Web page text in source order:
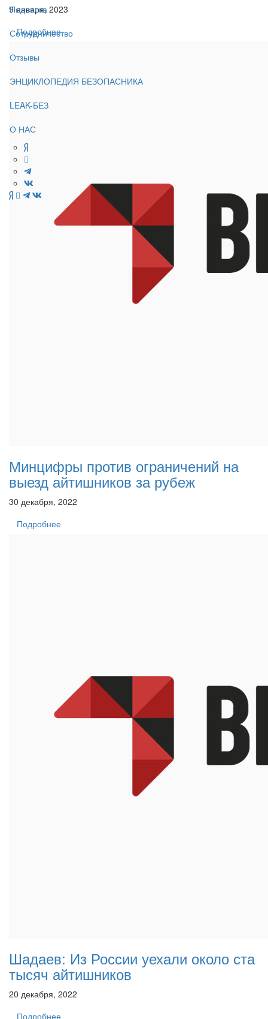
Подписка
Сотрудничество
Отзывы
ЭНЦИКЛОПЕДИЯ БЕЗОПАСНИКА
LEAK-БЕЗ
О НАС
9 января, 2023
Подробнее
Минцифры против ограничений на
выезд айтишников за рубеж
30 декабря, 2022
Подробнее
Шадаев: Из России уехали около ста
тысяч айтишников
20 декабря, 2022
Подробнее